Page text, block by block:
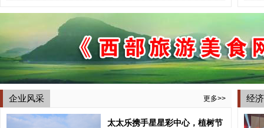
企业风采 更多>>
太太乐携手星星彩中心，植树节
经